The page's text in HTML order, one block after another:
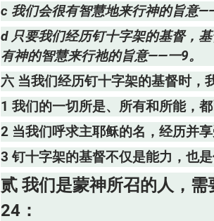
c 我们会很有智慧地来行神的旨意
d 只要我们经历钉十字架的基督，
有神的智慧来行祂的旨意——一9。
六 当我们经历钉十字架的基督时，
1 我们的一切所是、所有和所能，都
2 当我们呼求主耶稣的名，经历并
3 钉十字架的基督不仅是能力，也
贰 我们是蒙神所召的人，
24：